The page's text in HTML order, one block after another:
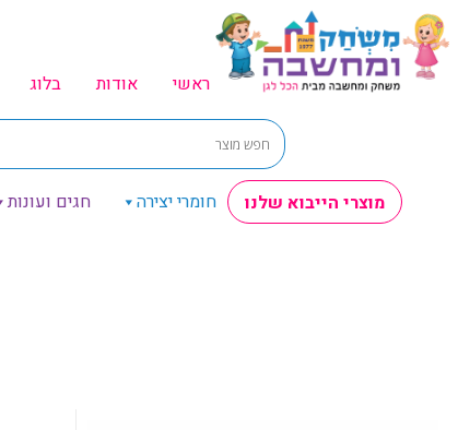
ראשי אודות בלוג
מוצרי הייבוא שלנו חומרי יצירה חגים ועונות